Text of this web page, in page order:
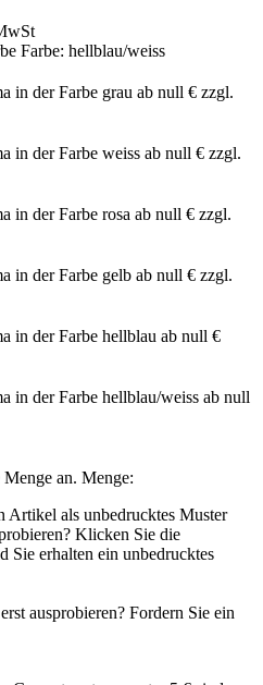
Farbe: hellblau/weiss
an. Menge:
Artikel als unbedrucktes Muster
Klicken Sie die
Sie erhalten ein unbedrucktes
ausprobieren? Fordern Sie ein